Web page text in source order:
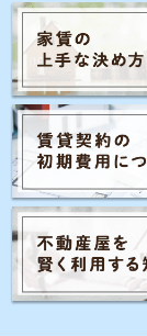
Posts navigation